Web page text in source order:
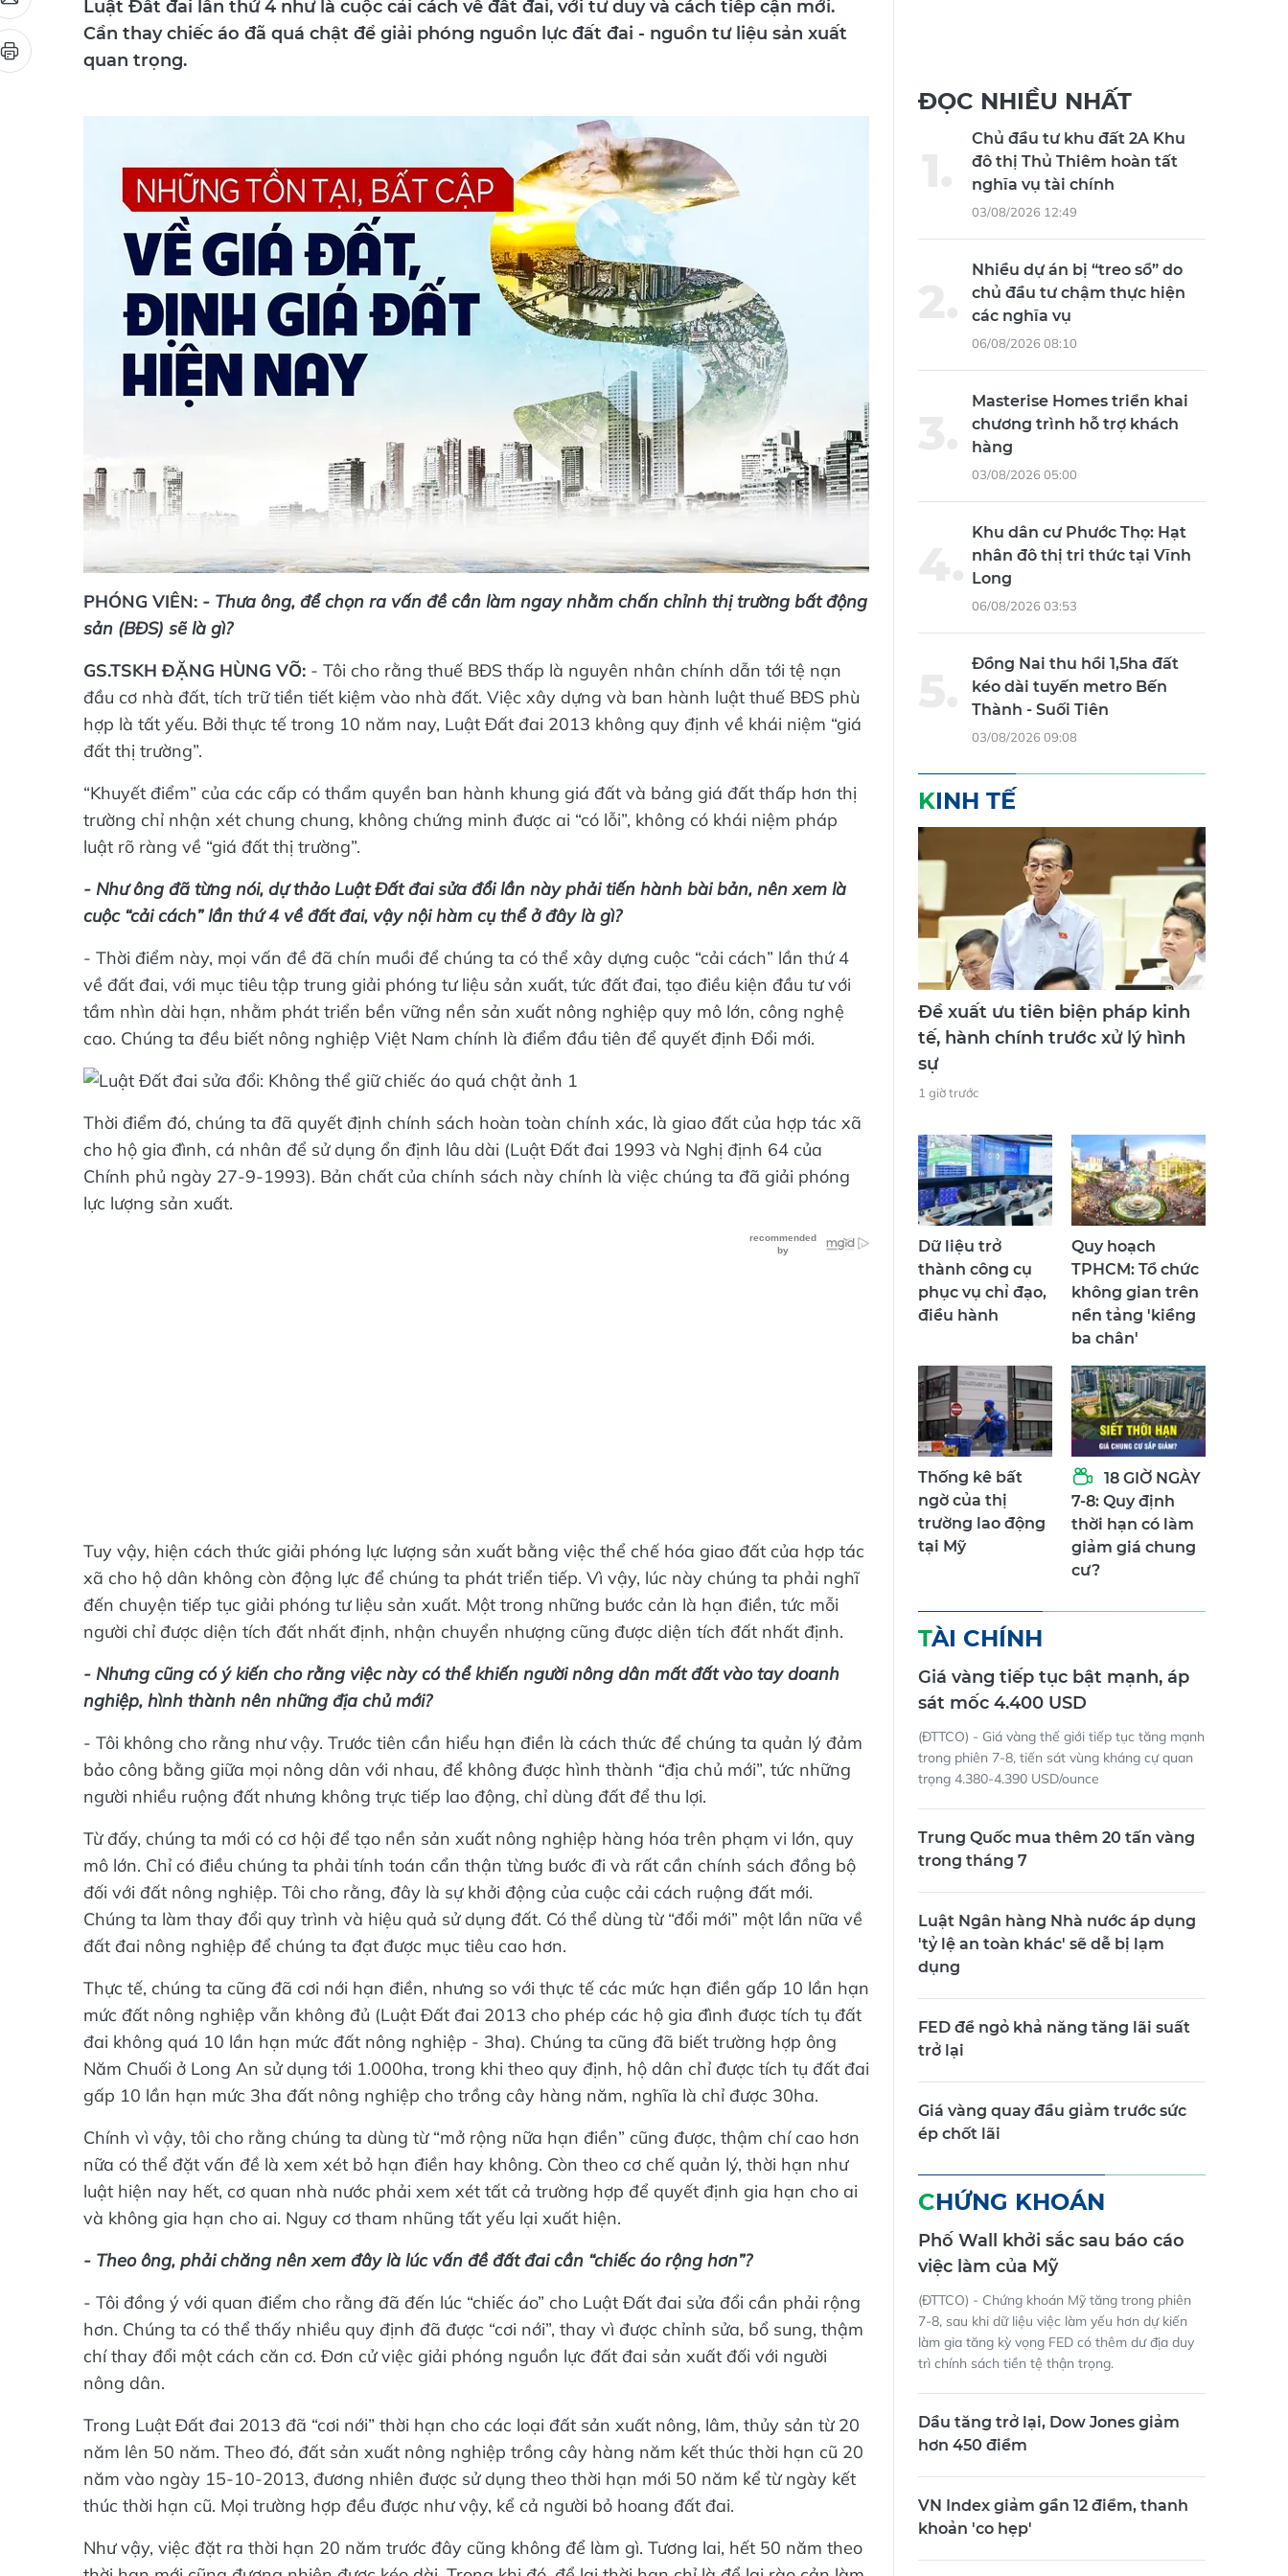
Luật Đất đai lần thứ 4 như là cuộc cải cách về đất đai, với tư duy và cách tiếp cận mới.
Cần thay chiếc áo đã quá chật để giải phóng nguồn lực đất đai - nguồn tư liệu sản xuất
quan trọng.
PHÓNG VIÊN: - Thưa ông, để chọn ra vấn đề cần làm ngay nhằm chấn chỉnh thị trường bất động
sản (BĐS) sẽ là gì?
GS.TSKH ĐẶNG HÙNG VÕ: - Tôi cho rằng thuế BĐS thấp là nguyên nhân chính dẫn tới tệ nạn
đầu cơ nhà đất, tích trữ tiền tiết kiệm vào nhà đất. Việc xây dựng và ban hành luật thuế BĐS phù
hợp là tất yếu. Bởi thực tế trong 10 năm nay, Luật Đất đai 2013 không quy định về khái niệm “giá
đất thị trường”.
“Khuyết điểm” của các cấp có thẩm quyền ban hành khung giá đất và bảng giá đất thấp hơn thị
trường chỉ nhận xét chung chung, không chứng minh được ai “có lỗi”, không có khái niệm pháp
luật rõ ràng về “giá đất thị trường”.
- Như ông đã từng nói, dự thảo Luật Đất đai sửa đổi lần này phải tiến hành bài bản, nên xem là
cuộc “cải cách” lần thứ 4 về đất đai, vậy nội hàm cụ thể ở đây là gì?
- Thời điểm này, mọi vấn đề đã chín muồi để chúng ta có thể xây dựng cuộc “cải cách” lần thứ 4
về đất đai, với mục tiêu tập trung giải phóng tư liệu sản xuất, tức đất đai, tạo điều kiện đầu tư với
tầm nhìn dài hạn, nhằm phát triển bền vững nền sản xuất nông nghiệp quy mô lớn, công nghệ
cao. Chúng ta đều biết nông nghiệp Việt Nam chính là điểm đầu tiên để quyết định Đổi mới.
Thời điểm đó, chúng ta đã quyết định chính sách hoàn toàn chính xác, là giao đất của hợp tác xã
cho hộ gia đình, cá nhân để sử dụng ổn định lâu dài (Luật Đất đai 1993 và Nghị định 64 của
Chính phủ ngày 27-9-1993). Bản chất của chính sách này chính là việc chúng ta đã giải phóng
lực lượng sản xuất.
Tuy vậy, hiện cách thức giải phóng lực lượng sản xuất bằng việc thể chế hóa giao đất của hợp tác
xã cho hộ dân không còn động lực để chúng ta phát triển tiếp. Vì vậy, lúc này chúng ta phải nghĩ
đến chuyện tiếp tục giải phóng tư liệu sản xuất. Một trong những bước cản là hạn điền, tức mỗi
người chỉ được diện tích đất nhất định, nhận chuyển nhượng cũng được diện tích đất nhất định.
- Nhưng cũng có ý kiến cho rằng việc này có thể khiến người nông dân mất đất vào tay doanh
nghiệp, hình thành nên những địa chủ mới?
- Tôi không cho rằng như vậy. Trước tiên cần hiểu hạn điền là cách thức để chúng ta quản lý đảm
bảo công bằng giữa mọi nông dân với nhau, để không được hình thành “địa chủ mới”, tức những
người nhiều ruộng đất nhưng không trực tiếp lao động, chỉ dùng đất để thu lợi.
Từ đấy, chúng ta mới có cơ hội để tạo nền sản xuất nông nghiệp hàng hóa trên phạm vi lớn, quy
mô lớn. Chỉ có điều chúng ta phải tính toán cẩn thận từng bước đi và rất cần chính sách đồng bộ
đối với đất nông nghiệp. Tôi cho rằng, đây là sự khởi động của cuộc cải cách ruộng đất mới.
Chúng ta làm thay đổi quy trình và hiệu quả sử dụng đất. Có thể dùng từ “đổi mới” một lần nữa về
đất đai nông nghiệp để chúng ta đạt được mục tiêu cao hơn.
Thực tế, chúng ta cũng đã cơi nới hạn điền, nhưng so với thực tế các mức hạn điền gấp 10 lần hạn
mức đất nông nghiệp vẫn không đủ (Luật Đất đai 2013 cho phép các hộ gia đình được tích tụ đất
đai không quá 10 lần hạn mức đất nông nghiệp - 3ha). Chúng ta cũng đã biết trường hợp ông
Năm Chuối ở Long An sử dụng tới 1.000ha, trong khi theo quy định, hộ dân chỉ được tích tụ đất đai
gấp 10 lần hạn mức 3ha đất nông nghiệp cho trồng cây hàng năm, nghĩa là chỉ được 30ha.
Chính vì vậy, tôi cho rằng chúng ta dùng từ “mở rộng nữa hạn điền” cũng được, thậm chí cao hơn
nữa có thể đặt vấn đề là xem xét bỏ hạn điền hay không. Còn theo cơ chế quản lý, thời hạn như
luật hiện nay hết, cơ quan nhà nước phải xem xét tất cả trường hợp để quyết định gia hạn cho ai
và không gia hạn cho ai. Nguy cơ tham nhũng tất yếu lại xuất hiện.
- Theo ông, phải chăng nên xem đây là lúc vấn đề đất đai cần “chiếc áo rộng hơn”?
- Tôi đồng ý với quan điểm cho rằng đã đến lúc “chiếc áo” cho Luật Đất đai sửa đổi cần phải rộng
hơn. Chúng ta có thể thấy nhiều quy định đã được “cơi nới”, thay vì được chỉnh sửa, bổ sung, thậm
chí thay đổi một cách căn cơ. Đơn cử việc giải phóng nguồn lực đất đai sản xuất đối với người
nông dân.
Trong Luật Đất đai 2013 đã “cơi nới” thời hạn cho các loại đất sản xuất nông, lâm, thủy sản từ 20
năm lên 50 năm. Theo đó, đất sản xuất nông nghiệp trồng cây hàng năm kết thúc thời hạn cũ 20
năm vào ngày 15-10-2013, đương nhiên được sử dụng theo thời hạn mới 50 năm kể từ ngày kết
thúc thời hạn cũ. Mọi trường hợp đều được như vậy, kể cả người bỏ hoang đất đai.
Như vậy, việc đặt ra thời hạn 20 năm trước đây cũng không để làm gì. Tương lai, hết 50 năm theo
ĐỌC NHIỀU NHẤT
Chủ đầu tư khu đất 2A Khu
đô thị Thủ Thiêm hoàn tất
nghĩa vụ tài chính
03/08/2026 12:49
Nhiều dự án bị “treo sổ” do
chủ đầu tư chậm thực hiện
các nghĩa vụ
06/08/2026 08:10
Masterise Homes triển khai
chương trình hỗ trợ khách
hàng
03/08/2026 05:00
Khu dân cư Phước Thọ: Hạt
nhân đô thị tri thức tại Vĩnh
Long
06/08/2026 03:53
Đồng Nai thu hồi 1,5ha đất
kéo dài tuyến metro Bến
Thành - Suối Tiên
03/08/2026 09:08
KINH TẾ
Đề xuất ưu tiên biện pháp kinh
tế, hành chính trước xử lý hình
sự
1 giờ trước
Dữ liệu trở
thành công cụ
phục vụ chỉ đạo,
điều hành
Quy hoạch
TPHCM: Tổ chức
không gian trên
nền tảng 'kiềng
ba chân'
Thống kê bất
ngờ của thị
trường lao động
tại Mỹ
18 GIỜ NGÀY
7-8: Quy định
thời hạn có làm
giảm giá chung
cư?
TÀI CHÍNH
Giá vàng tiếp tục bật mạnh, áp
sát mốc 4.400 USD
(ĐTTCO) - Giá vàng thế giới tiếp tục tăng mạnh
trong phiên 7-8, tiến sát vùng kháng cự quan
trọng 4.380-4.390 USD/ounce
Trung Quốc mua thêm 20 tấn vàng
trong tháng 7
Luật Ngân hàng Nhà nước áp dụng
'tỷ lệ an toàn khác' sẽ dễ bị lạm
dụng
FED để ngỏ khả năng tăng lãi suất
trở lại
Giá vàng quay đầu giảm trước sức
ép chốt lãi
CHỨNG KHOÁN
Phố Wall khởi sắc sau báo cáo
việc làm của Mỹ
(ĐTTCO) - Chứng khoán Mỹ tăng trong phiên
7-8, sau khi dữ liệu việc làm yếu hơn dự kiến
làm gia tăng kỳ vọng FED có thêm dư địa duy
trì chính sách tiền tệ thận trọng.
Dầu tăng trở lại, Dow Jones giảm
hơn 450 điểm
VN Index giảm gần 12 điểm, thanh
khoản 'co hẹp'